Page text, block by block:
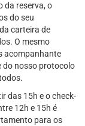
da reserva, o
do seu
carteira de
O mesmo
acompanhante
do nosso protocolo
das 15h e o check-
12h e 15h é
para os